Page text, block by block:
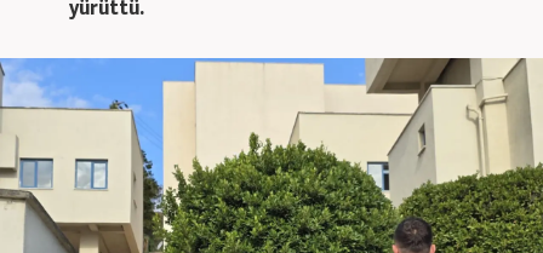
yürüttü.